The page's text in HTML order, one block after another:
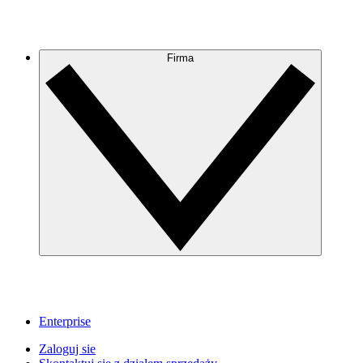
Firma
Enterprise
Zaloguj sie